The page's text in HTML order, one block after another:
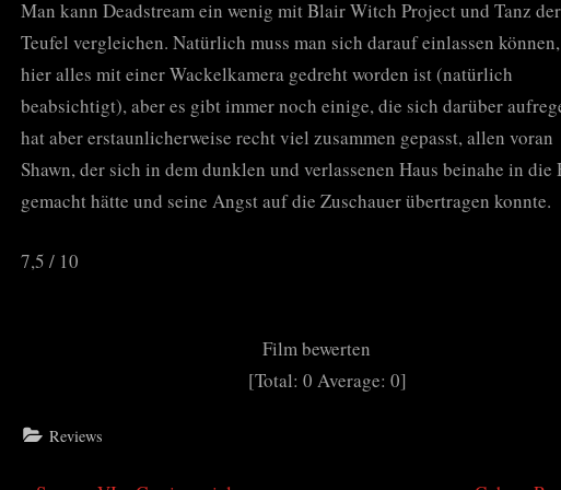
Man kann Deadstream ein wenig mit Blair Witch Project und Tanz der
Teufel vergleichen. Natürlich muss man sich darauf einlassen können,
hier alles mit einer Wackelkamera gedreht worden ist (natürlich
beabsichtigt), aber es gibt immer noch einige, die sich darüber
hat aber erstaunlicherweise recht viel zusammen gepasst, allen voran
Shawn, der sich in dem dunklen und verlassenen Haus beinahe in die
gemacht hätte und seine Angst auf die Zuschauer übertragen konnte.
7,5 / 10
Film bewerten
[Total: 0 Average: 0]
Reviews